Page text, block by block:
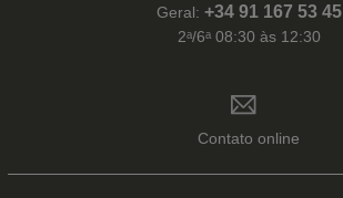
Geral: +34 91 167 53 45
2ᵃ/6ᵃ 08:30 às 12:30
Contato online